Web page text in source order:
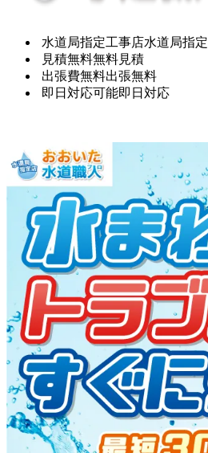
水道局指定工事店水道局指定
見積無料無料見積
出張費無料出張無料
即日対応可能即日対応